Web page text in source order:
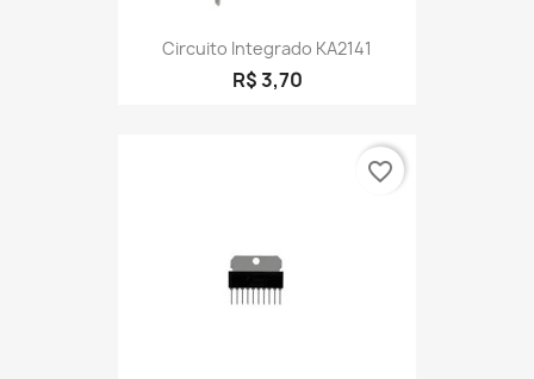
Circuito Integrado KA2141
R$ 3,70
favorite_border